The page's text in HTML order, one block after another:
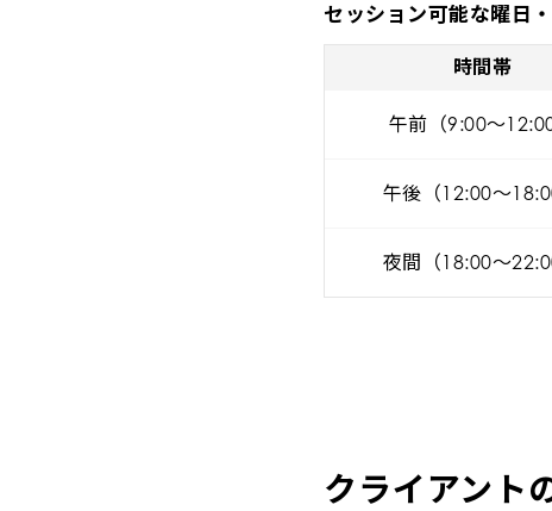
セッション可能な曜日
時間帯
午前（9:00～12:00
午後（12:00～
夜間（18:00～
クライアント